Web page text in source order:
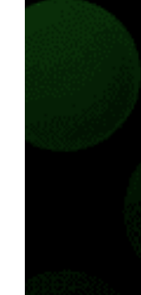
suscripción de
Xbox One o Xbox
GRATUITOS EN